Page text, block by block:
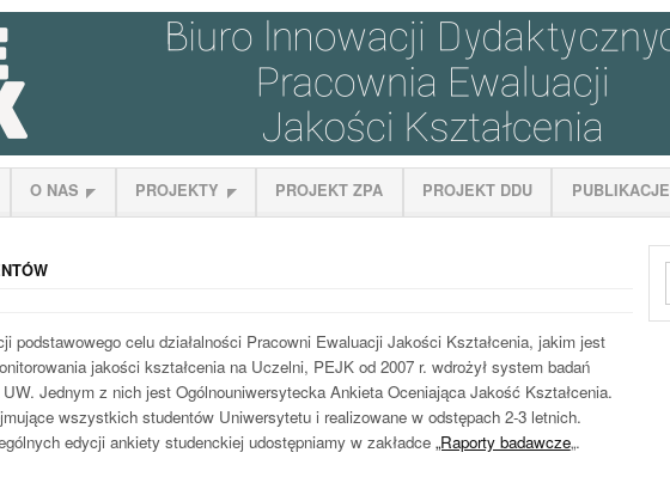
O NAS PROJEKTY PROJEKT ZPA PROJEKT DDU PUBLIKACJE
podstawowego celu działalności Pracowni Ewaluacji Jakości Kształcenia, jakim jest
jakości kształcenia na Uczelni, PEJK od 2007 r. wdrożył system badań
Jednym z nich jest Ogólnouniwersytecka Ankieta Oceniająca Jakość Kształcenia.
wszystkich studentów Uniwersytetu i realizowane w odstępach 2-3 letnich.
edycji ankiety studenckiej udostępniamy w zakładce „Raporty badawcze„.